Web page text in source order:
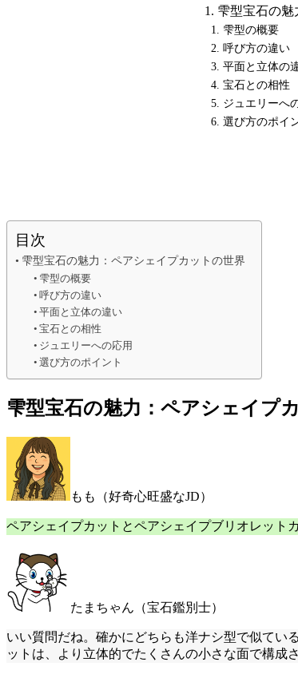
雫型宝石の
雫型の概要
呼び方の違い
平面と立体の
宝石との相性
ジュエリーへ
選び方のポイ
目次
雫型宝石の魅力：ペアシェイプカットの世界
雫型の概要
呼び方の違い
平面と立体の違い
宝石との相性
ジュエリーへの応用
選び方のポイント
雫型宝石の魅力：ペアシェイプ
もも（好奇心旺盛なJD）
ペアシェイプカットとペアシェイプブリオレット
たまちゃん（宝石鑑別士）
いい質問だね。確かにどちらも洋ナシ型で似てい
ットは、より立体的でたくさんの小さな面で構成